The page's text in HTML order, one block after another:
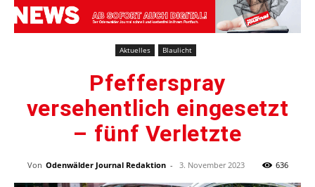
Aktuelles Blaulicht
Pfefferspray
versehentlich eingesetzt
– fünf Verletzte
Von Odenwälder Journal Redaktion - 3. November 2023 636